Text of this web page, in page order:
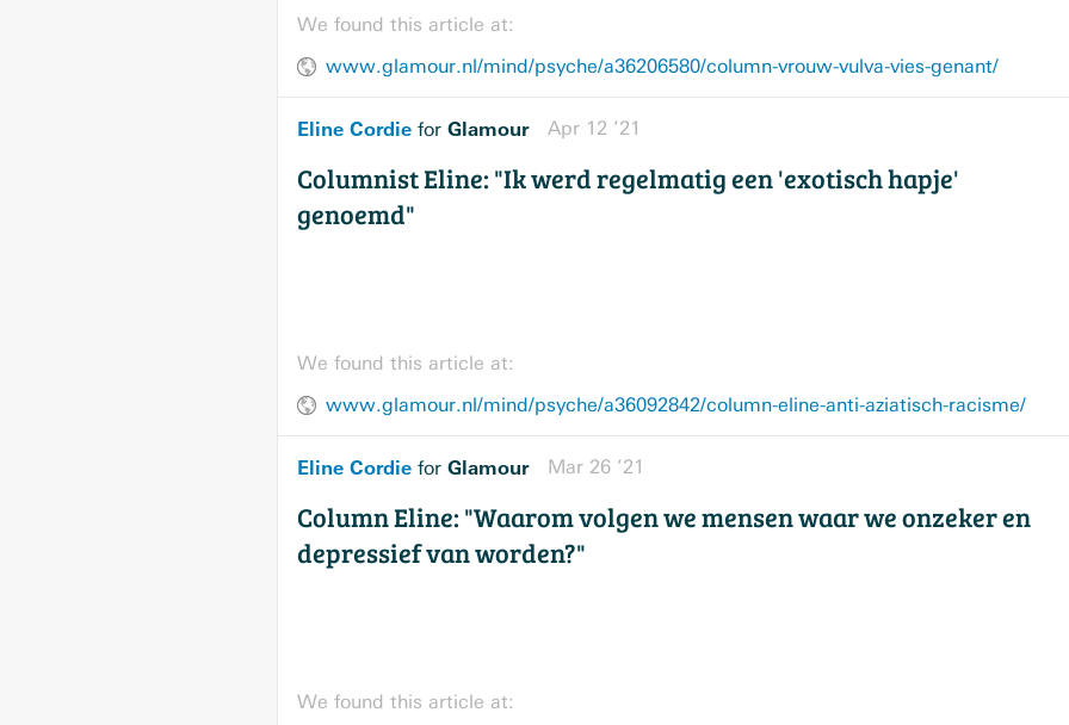
We found this article at:
www.glamour.nl/mind/psyche/a36206580/column-vrouw-vulva-vies-genant/
Eline Cordie for Glamour Apr 12 ’21
Columnist Eline: "Ik werd regelmatig een 'exotisch hapje'
genoemd"
We found this article at:
www.glamour.nl/mind/psyche/a36092842/column-eline-anti-aziatisch-racisme/
Eline Cordie for Glamour Mar 26 ’21
Column Eline: "Waarom volgen we mensen waar we onzeker en
depressief van worden?"
We found this article at: